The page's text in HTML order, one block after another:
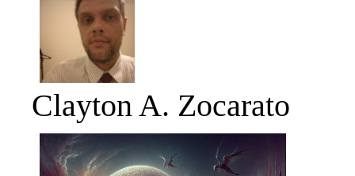
Clayton A. Zocarato